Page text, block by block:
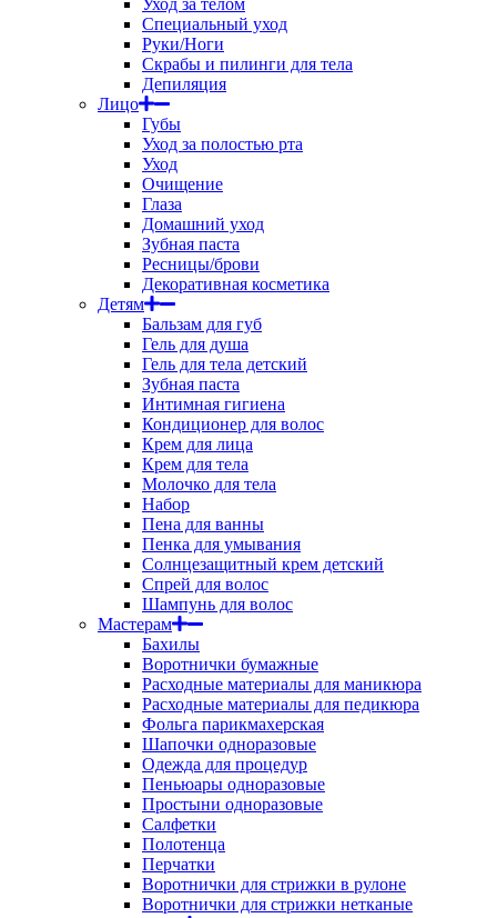
Уход за телом
Специальный уход
Руки/Ноги
Скрабы и пилинги для тела
Депиляция
Лицо
Губы
Уход за полостью рта
Уход
Очищение
Глаза
Домашний уход
Зубная паста
Ресницы/брови
Декоративная косметика
Детям
Бальзам для губ
Гель для душа
Гель для тела детский
Зубная паста
Интимная гигиена
Кондиционер для волос
Крем для лица
Крем для тела
Молочко для тела
Набор
Пена для ванны
Пенка для умывания
Солнцезащитный крем детский
Спрей для волос
Шампунь для волос
Мастерам
Бахилы
Воротнички бумажные
Расходные материалы для маникюра
Расходные материалы для педикюра
Фольга парикмахерская
Шапочки одноразовые
Одежда для процедур
Пеньюары одноразовые
Простыни одноразовые
Салфетки
Полотенца
Перчатки
Воротнички для стрижки в рулоне
Воротнички для стрижки нетканые